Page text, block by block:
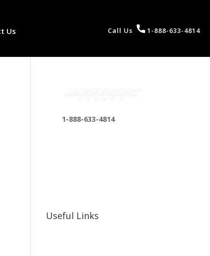
Us Call Us 1-888-633-4814
1-888-633-4814
Useful Links